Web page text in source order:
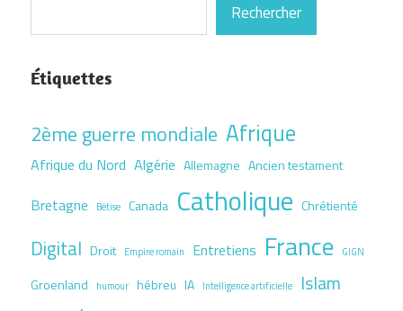
Rechercher
Étiquettes
2ème guerre mondiale Afrique
Afrique du Nord Algérie Allemagne Ancien testament
Bretagne Bêtise Canada Catholique Chrétienté
Digital Droit Empire romain Entretiens France GIGN
Groenland humour hébreu IA Intelligence artificielle Islam